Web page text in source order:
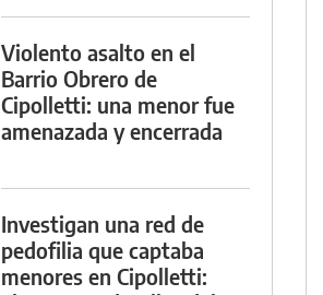
Violento asalto en el
Barrio Obrero de
Cipolletti: una menor fue
amenazada y encerrada
Investigan una red de
pedofilia que captaba
menores en Cipolletti: